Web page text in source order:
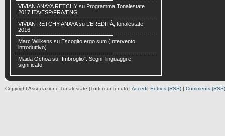
VIVIAN ANAYA RETCHY su Programma Tonalestate
2017 ITA/ESP/FRA/ENG
VIVIAN RETCHY ANAYAsu
L’EREDITÀ, tonalestate
2016
Marc Wilikens su Escogito ergo sum (Intervento
introduttivo)
Maida Ochoa su “Imbroglio”. Segni, linguaggi e
significato.
Copyright Associazione Tonalestate (Tutti i contenuti) | Accedi| Entries (RSS) | Comments (RSS)